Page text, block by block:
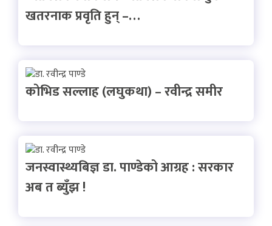
खतरनाक प्रवृति हुन् –…
कोभिड सल्लाह (लघुकथा) – रवीन्द्र समीर
जनस्वास्थ्यबिज्ञ डा. पाण्डेको आग्रह : सरकार
अब त ब्युँझ !